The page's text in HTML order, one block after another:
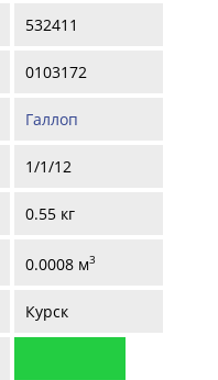
532411
0103172
Галлоп
1/1/12
0.55 кг
0.0008 м3
Курск